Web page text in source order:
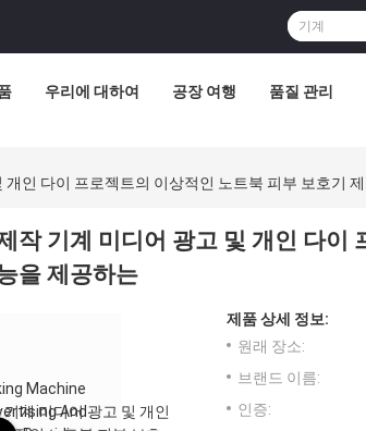
우리에 대하여 공장 여행 품질 관리
인 다이 프로젝트의 이상적인 노트북 피부 보호기
작 기계 미디어 광고 및 개인 다이
을 제공하는
제품 상세 정보:
원래 장소:
브랜드 이름:
인증: